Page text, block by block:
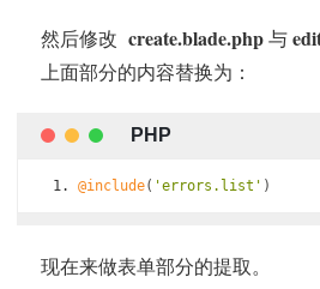
然后修改 create.blade.php与
上面部分的内容替换为：
@include( 'errors.list' )
现在来做表单部分的提取。